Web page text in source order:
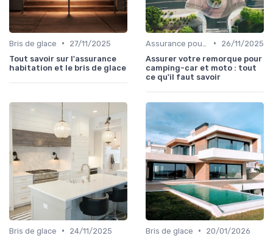
Bris de glace •
27/11/2025
Tout savoir sur l'assurance
habitation et le bris de glace
•
26/11/2025
Assurer votre remorque pour
camping-car et moto : tout
ce qu'il faut savoir
Bris de glace •
24/11/2025
Bris de glace •
20/01/2026